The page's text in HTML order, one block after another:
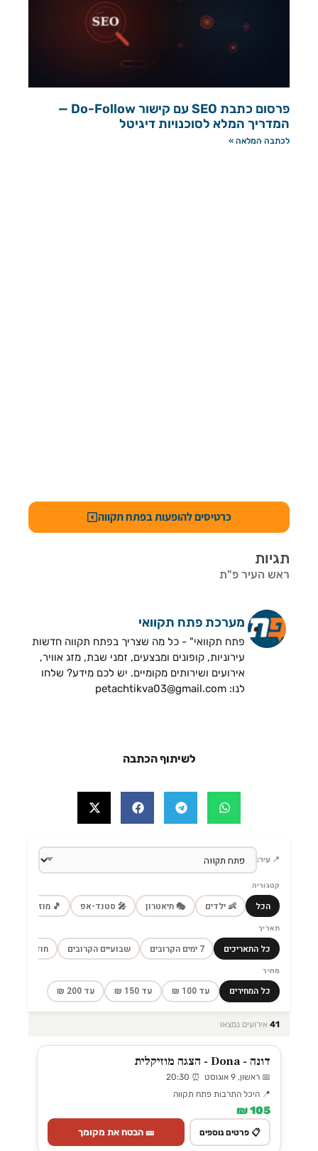
פרסום כתבת SEO עם קישור Do-Follow —
המדריך המלא לסוכנויות דיגיטל
לכתבה המלאה »
כרטיסים להופעות בפתח תקווה
תגיות
ראש העיר פ"ת
מערכת פתח תקוואי
פתח תקוואי" - כל מה שצריך בפתח תקווה חדשות
עירוניות, קופונים ומבצעים, זמני שבת, מזג אוויר,
אירועים ושירותים מקומיים. יש לכם מידע? שלחו
לנו: petachtikva03@gmail.com
לשיתוף הכתבה
📍 עיר:
קטגוריה
הכל 👶 ילדים 🎭 תיאטרון 🎤 סטנד-אפ 🎵 מוזיקה
תאריך
כל התאריכים 7 ימים הקרובים שבועיים הקרובים חודש הקרוב
מחיר
כל המחירים עד 100 ₪ עד 150 ₪ עד 200 ₪
41 אירועים נמצאו
דונה - Dona - הצגה מוזיקלית
📅 ראשון, 9 אוגוסט ⏰ 20:30
📍 היכל התרבות פתח תקווה
105 ₪
📋 פרטים נוספים 🎫 הבטח את מקומך